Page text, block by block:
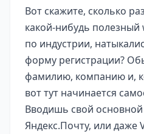
Вот скажите, сколько
какой-нибудь
по индустрии,
форму регистрации?
фамилию, компанию и,
вот тут начинается
Вводишь свой
Яндекс.Почту, или даже